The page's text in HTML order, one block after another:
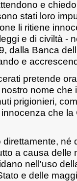
e
stati loro
li ritiene
e di civiltà -
dalla Banca
e
pretende
nome che
prigionieri,
che
né
a causa delle
nell'uso
e delle